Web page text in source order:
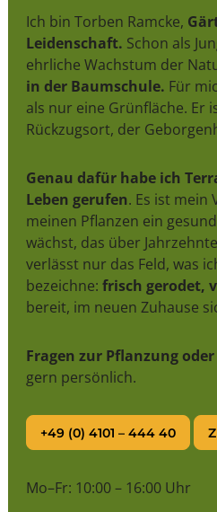
Ich bin Torben Ramcke,
Leidenschaft. Schon als
ehrliche Wachstum der
in der Baumschule. Für
als nur eine Grünfläche. Er
Rückzugsort, der
Genau dafür habe ich
Leben gerufen. Es ist mein
meinen Pflanzen ein
wächst, das über
verlässt nur das Feld, was
bezeichne: frisch gerodet,
bereit, im neuen Zuhause
Fragen zur Pflanzung
gern persönlich.
+49 (0) 4101 – 444 40
Mo–Fr: 10:00 – 16:00 Uhr